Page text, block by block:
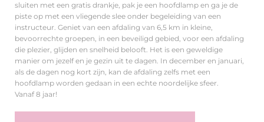
sluiten met een gratis drankje, pak je een hoofdlamp en ga je de
piste op met een vliegende slee onder begeleiding van een
instructeur. Geniet van een afdaling van 6,5 km in kleine,
bevoorrechte groepen, in een beveiligd gebied, voor een afdaling
die plezier, glijden en snelheid belooft. Het is een geweldige
manier om jezelf en je gezin uit te dagen. In december en januari,
als de dagen nog kort zijn, kan de afdaling zelfs met een
hoofdlamp worden gedaan in een echte noordelijke sfeer.
Vanaf 8 jaar!